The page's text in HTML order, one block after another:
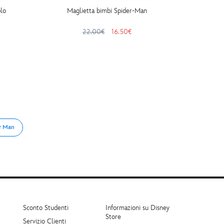
Maglietta bimbi Spider-Man
22.00€ 16.50€
Man
Sconto Studenti
Servizio Clienti
Informazioni su Disney
Store